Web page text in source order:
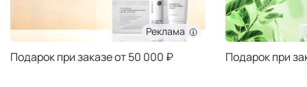
Реклама
Подарок при заказе от 50 000 ₽ Подарок при